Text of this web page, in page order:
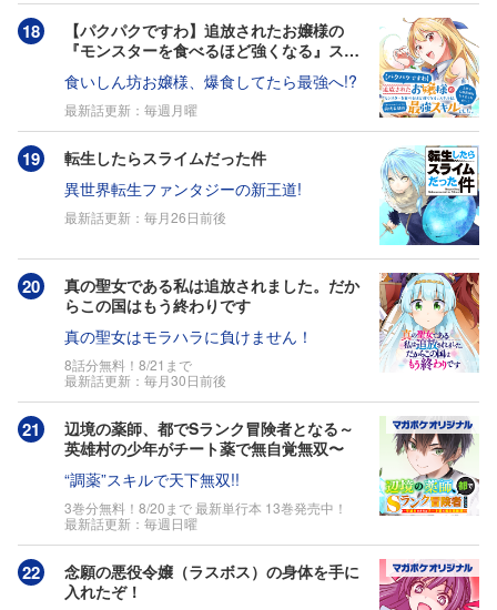
【パクパクですわ】追放されたお嬢様の
『モンスターを食べるほど強くなる』スキ
ルは、１食で１レベルアップする前代未聞
の最強スキルでした。３日で人類最強にな
りましたわ～！
食いしん坊お嬢様、爆食してたら最強へ!?
最新話更新：毎週月曜
転生したらスライムだった件
異世界転生ファンタジーの新王道!
最新話更新：毎月26日前後
真の聖女である私は追放されました。だか
らこの国はもう終わりです
真の聖女はモラハラに負けません！
8話分無料！8/21まで
最新話更新：毎月30日前後
辺境の薬師、都でSランク冒険者となる～
英雄村の少年がチート薬で無自覚無双〜
“調薬”スキルで天下無双!!
3巻分無料！8/20まで 最新単行本 13巻発売中！
最新話更新：毎週日曜
念願の悪役令嬢（ラスボス）の身体を手に
入れたぞ！